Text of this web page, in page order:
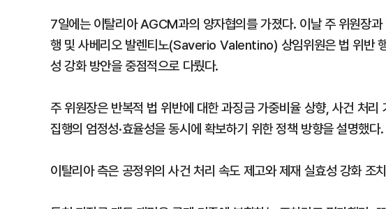
7일에는 이탈리아 AGCM과의 양자협의를 가졌다. 이날 주 위원
행 및 사베리오 발렌티노(Saverio Valentino) 상임위원은 법 위반
성 강화 방안을 중점적으로 다뤘다.
주 위원장은 반복적 법 위반에 대한 과징금 가중비율 상향, 사건 처
집행의 엄정성·효율성을 동시에 확보하기 위한 정책 방향을 설명했다.
이탈리아 측은 공정위의 사건 처리 속도 제고와 제재 실효성 강화 조